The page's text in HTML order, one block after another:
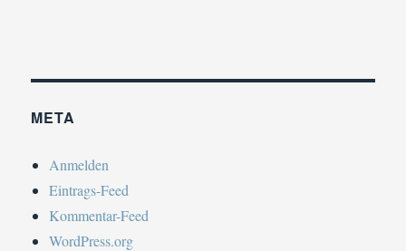
META
Anmelden
Eintrags-Feed
Kommentar-Feed
WordPress.org